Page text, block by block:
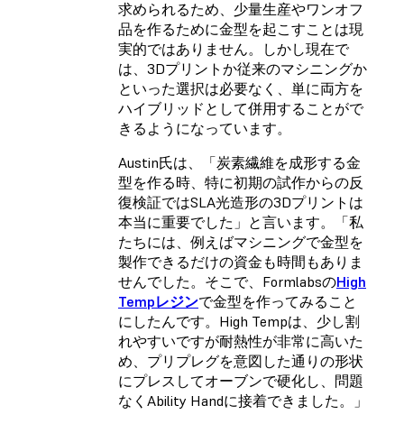
求められるため、少量生産やワンオフ
品を作るために金型を起こすことは現
実的ではありません。しかし現在で
は、3Dプリントか従来のマシニングか
といった選択は必要なく、単に両方を
ハイブリッドとして併用することがで
きるようになっています。
Austin氏は、「炭素繊維を成形する金
型を作る時、特に初期の試作からの反
復検証ではSLA光造形の3Dプリントは
本当に重要でした」と言います。「私
たちには、例えばマシニングで金型を
製作できるだけの資金も時間もありま
せんでした。そこで、FormlabsのHigh
Tempレジンで金型を作ってみること
にしたんです。High Tempは、少し割
れやすいですが耐熱性が非常に高いた
め、プリプレグを意図した通りの形状
にプレスしてオーブンで硬化し、問題
なくAbility Handに接着できました。」